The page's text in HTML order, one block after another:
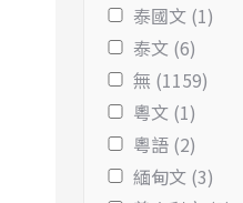
泰國文 (1)
泰文 (6)
無 (1159)
粵文 (1)
粵語 (2)
緬甸文 (3)